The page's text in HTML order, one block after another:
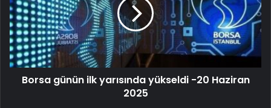
Borsa günün ilk yarısında yükseldi -20 Haziran
2025